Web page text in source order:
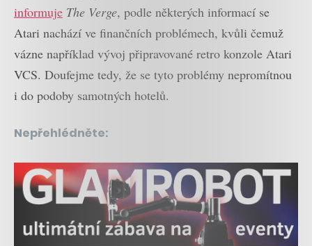
informuje The Verge, podle některých informací se
Atari nachází ve finančních problémech, kvůli čemuž
vázne například vývoj připravované retro konzole Atari
VCS. Doufejme tedy, že se tyto problémy nepromítnou
i do podoby samotných hotelů.
Nepřehlédněte: